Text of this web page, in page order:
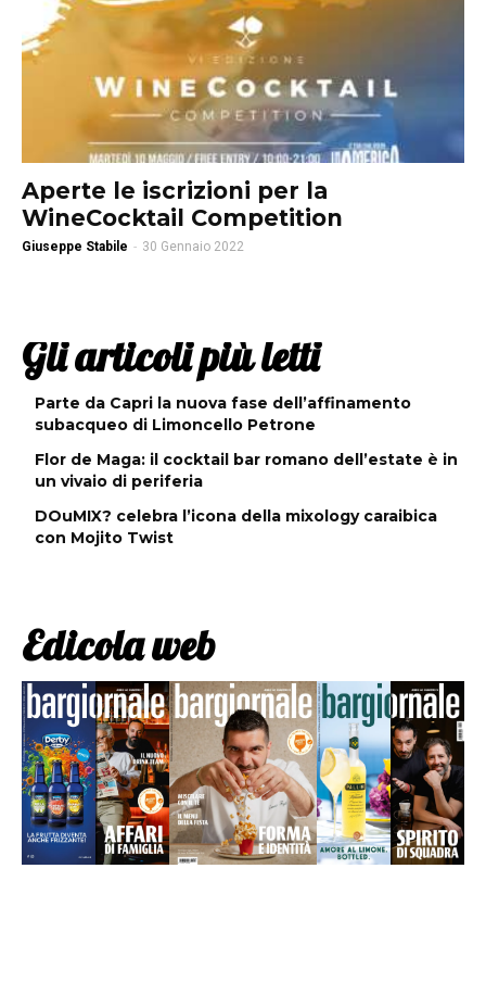
Aperte le iscrizioni per la
WineCocktail Competition
Giuseppe Stabile - 30 Gennaio 2022
Gli articoli più letti
Parte da Capri la nuova fase dell’affinamento
subacqueo di Limoncello Petrone
Flor de Maga: il cocktail bar romano dell’estate è in
un vivaio di periferia
DOuMIX? celebra l’icona della mixology caraibica
con Mojito Twist
Edicola web